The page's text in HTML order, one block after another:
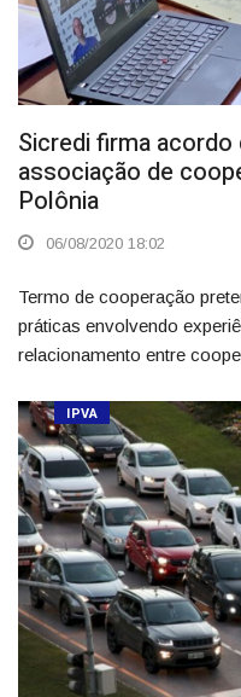
Sicredi firma
associação de
Polônia
06/08/2020 18:02
Termo de cooperação
práticas envolvendo
relacionamento entre
IPVA